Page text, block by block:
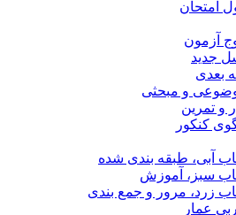
امتحان
آزمون
جدید
بعدی
و مبحثی
و تمرین
کنکور
آبی، طبقه بندی شده
سبز، آموزش
زرد، مرور و جمع بندی
عمار